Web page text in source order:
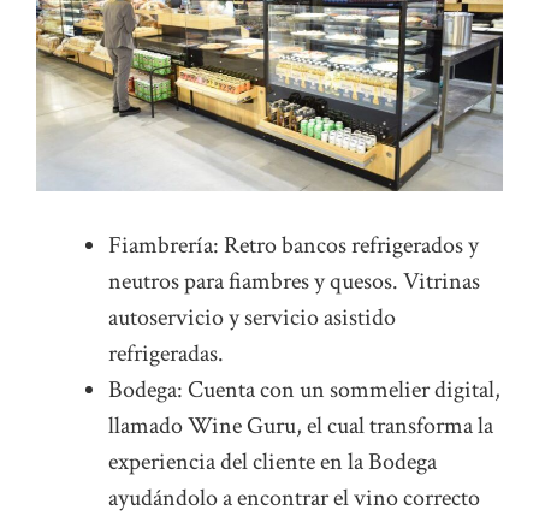
Fiambrería: Retro bancos refrigerados y
neutros para fiambres y quesos. Vitrinas
autoservicio y servicio asistido
refrigeradas.
Bodega: Cuenta con un sommelier digital,
llamado Wine Guru, el cual transforma la
experiencia del cliente en la Bodega
ayudándolo a encontrar el vino correcto